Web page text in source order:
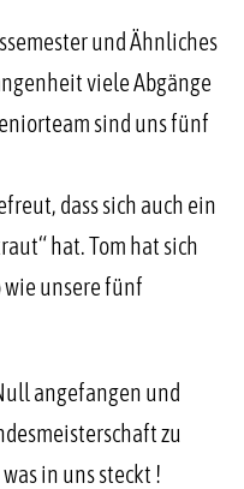
und Ähnliches
viele Abgänge
sind uns fünf
dass sich auch ein
hat. Tom hat sich
unsere fünf
angefangen und
zu
in uns steckt !